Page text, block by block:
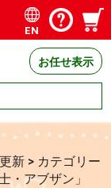
EN
お任せ表示
新 > カテゴリー
・アブザン」